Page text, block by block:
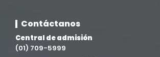
Ingeniería de Sistemas
Contáctanos
Central de admisión
(01) 709-5999